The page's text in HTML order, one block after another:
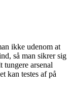
ikke udenom at
så man sikrer sig
arsenal
kan testes af på